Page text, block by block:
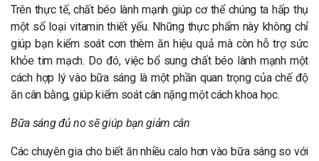
Trên thực tế, chất béo lành mạnh giúp cơ thể chúng ta hấp thụ
một số loại vitamin thiết yếu. Những thực phẩm này không chỉ
giúp bạn kiểm soát cơn thèm ăn hiệu quả mà còn hỗ trợ sức
khỏe tim mạch. Do đó, việc bổ sung chất béo lành mạnh một
cách hợp lý vào bữa sáng là một phần quan trọng của chế độ
ăn cân bằng, giúp kiểm soát cân nặng một cách khoa học.
Bữa sáng đủ no sẽ giúp bạn giảm cân
Các chuyên gia cho biết ăn nhiều calo hơn vào bữa sáng so với